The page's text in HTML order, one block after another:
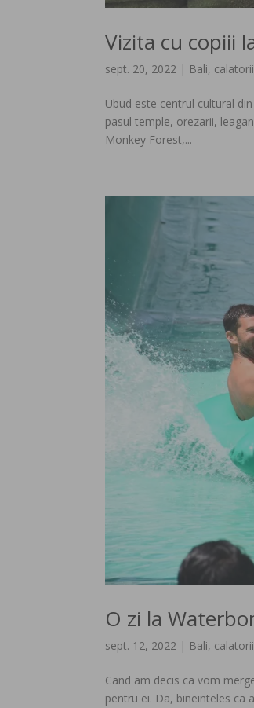
Vizita cu copiii
sept. 20, 2022 | Bali, calatorii
Ubud este centrul cultural
pasul temple, orezarii,
Monkey Forest,...
O zi la
sept. 12, 2022 | Bali, calatorii
Cand am decis ca vom
pentru ei. Da, bineinteles ca